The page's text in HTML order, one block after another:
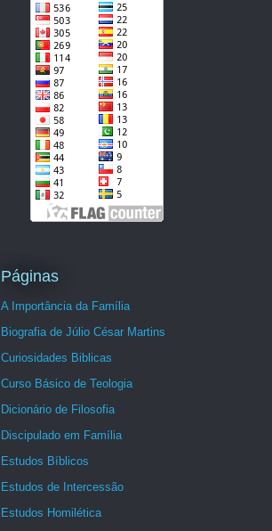
Páginas
A Importância da Família
Biografia de Júlio César Martins
Curiosidades Biblicas
Curso Básico de Teologia
Dicionário de Filosofia
Discipulado em Família
Estudos Bíblicos
Estudos de Intercessão
Estudos Homilética